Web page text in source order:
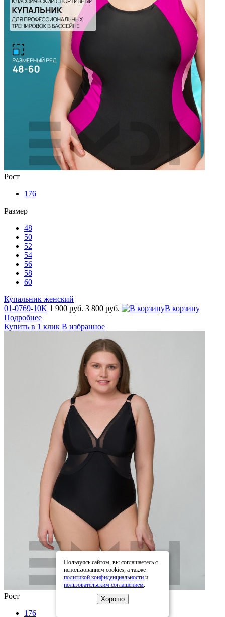
Рост
176
Размер
48
50
52
54
56
58
60
Купальник женский
01-0769-10K 1 900 руб. 3 800 руб.
В корзину
Подробнее
Купить в 1 клик В избранное
Рост
176
Пользуясь сайтом, вы соглашаетесь с
использованием cookies, а также
политикой конфиденциальности и
пользовательским соглашением.
Хорошо